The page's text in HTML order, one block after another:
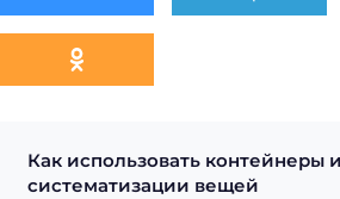
Как использовать контейнеры
систематизации вещей